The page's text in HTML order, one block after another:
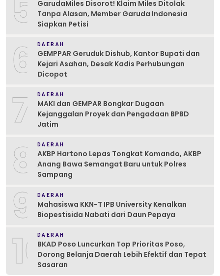
5
GarudaMiles Disorot! Klaim Miles Ditolak
Tanpa Alasan, Member Garuda Indonesia
Siapkan Petisi
6 DAERAH
GEMPPAR Geruduk Dishub, Kantor Bupati dan
Kejari Asahan, Desak Kadis Perhubungan
Dicopot
7 DAERAH
MAKI dan GEMPAR Bongkar Dugaan
Kejanggalan Proyek dan Pengadaan BPBD
Jatim
8 DAERAH
AKBP Hartono Lepas Tongkat Komando, AKBP
Anang Bawa Semangat Baru untuk Polres
Sampang
9 DAERAH
Mahasiswa KKN-T IPB University Kenalkan
Biopestisida Nabati dari Daun Pepaya
10DAERAH
BKAD Poso Luncurkan Top Prioritas Poso,
Dorong Belanja Daerah Lebih Efektif dan Tepat
Sasaran